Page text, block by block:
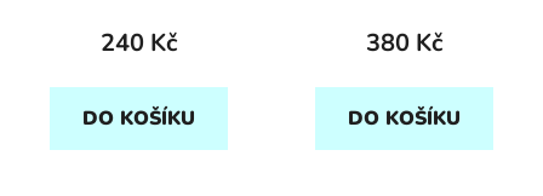
240 Kč
DO KOŠÍKU
380 Kč
DO KOŠÍKU